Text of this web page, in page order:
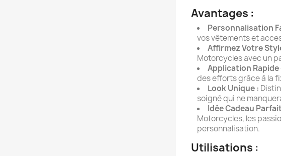
Avantages :
Personnalisation
vos vêtements et
Affirmez Votre
Motorcycles avec un
Application
des efforts grâce à la
Look Unique :
soigné qui ne
Idée Cadeau
Motorcycles, les
personnalisation.
Utilisations :